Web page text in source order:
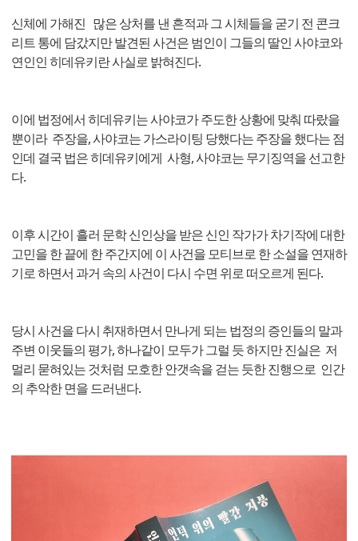
신체에 가해진 많은 상처를 낸 흔적과 그 시체들을 굳기 전 콘크
리트 통에 담갔지만 발견된 사건은 범인이 그들의 딸인 사야코와
연인인 히데유키란 사실로 밝혀진다.
이에 법정에서 히데유키는 사야코가 주도한 상황에 맞춰 따랐을
뿐이라 주장을, 사야코는 가스라이팅 당했다는 주장을 했다는 점
인데 결국 법은 히데유키에게 사형, 사야코는 무기징역을 선고한
다.
이후 시간이 흘러 문학 신인상을 받은 신인 작가가 차기작에 대한
고민을 한 끝에 한 주간지에 이 사건을 모티브로 한 소설을 연재하
기로 하면서 과거 속의 사건이 다시 수면 위로 떠오르게 된다.
당시 사건을 다시 취재하면서 만나게 되는 법정의 증인들의 말과
주변 이웃들의 평가, 하나같이 모두가 그럴 듯 하지만 진실은 저
멀리 묻혀있는 것처럼 모호한 안갯속을 걷는 듯한 진행으로 인간
의 추악한 면을 드러낸다.